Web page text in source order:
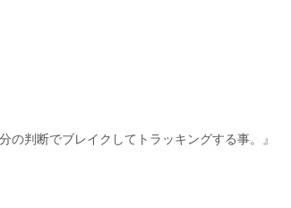
の判断でブレイクしてトラッキングする事。』